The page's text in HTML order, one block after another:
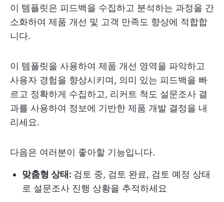
이 템플릿은 피드백을 수집하고 분석하는 과정을 간
소화하여 제품 개선 및 고객 만족도 향상에 적합합
니다.
이 템플릿을 사용하여 제품 개선 영역을 파악하고
사용자 경험을 향상시키며, 의미 있는 피드백을 빠
르고 정확하게 수집하고, 리커트 척도 설문조사 결
과를 사용하여 정보에 기반한 제품 개발 결정을 내
리세요.
다음은 여러분이 좋아할 기능입니다.
맞춤형 상태: 검토 중, 검토 완료, 검토 예정 상태
로 설문조사 진행 상황을 추적하세요